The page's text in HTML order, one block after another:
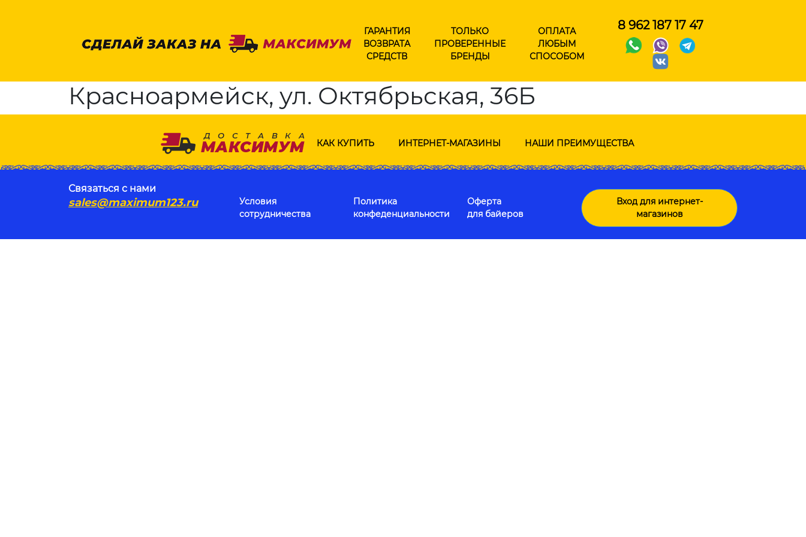
ГАРАНТИЯ
ВОЗВРАТА
СРЕДСТВ
ТОЛЬКО
ПРОВЕРЕННЫЕ
БРЕНДЫ
ОПЛАТА
ЛЮБЫМ
СПОСОБОМ
8 962 187 17 47
Красноармейск, ул. Октябрьская, 36Б
КАК КУПИТЬ ИНТЕРНЕТ-МАГАЗИНЫ НАШИ ПРЕИМУЩЕСТВА
Связаться с нами
sales@maximum123.ru
Условия
сотрудничества
Политика
конфеденциальности
Оферта
для байеров
Вход для интернет-
магазинов